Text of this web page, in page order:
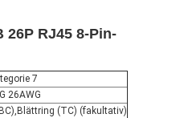
26P RJ45 8-Pin-
7
26AWG
(TC) (fakultativ)